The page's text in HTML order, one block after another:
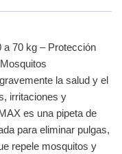
a 70 kg – Protección
la salud y el
irritaciones y
es una pipeta de
para eliminar pulgas,
repele mosquitos y